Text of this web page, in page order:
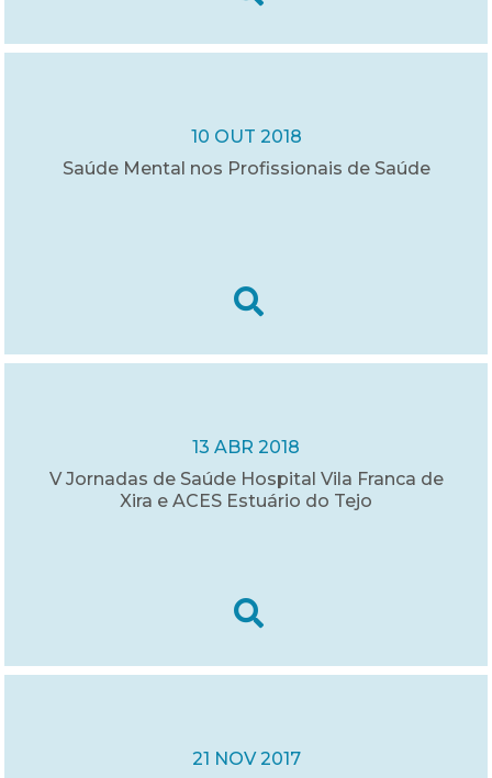
10 OUT 2018
Saúde Mental nos Profissionais de Saúde
13 ABR 2018
V Jornadas de Saúde Hospital Vila Franca de
Xira e ACES Estuário do Tejo
21 NOV 2017